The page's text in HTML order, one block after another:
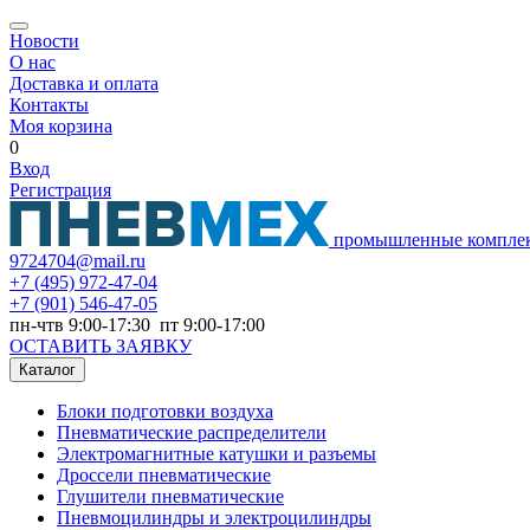
Новости
О нас
Доставка и оплата
Контакты
Моя корзина
0
Вход
Регистрация
промышленные
9724704@mail.ru
+7 (495) 972-47-04
+7 (901) 546-47-05
пн-чтв 9:00-17:30 пт 9:00-17:00
ОСТАВИТЬ ЗАЯВКУ
Каталог
Блоки подготовки воздуха
Пневматические распределители
Электромагнитные катушки и разъемы
Дроссели пневматические
Глушители пневматические
Пневмоцилиндры и электроцилиндры